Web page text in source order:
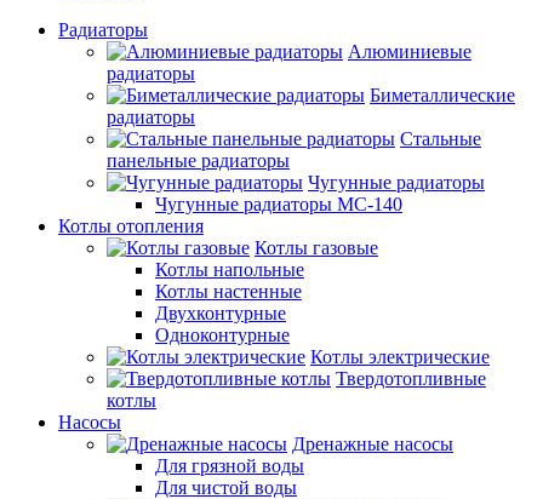
Радиаторы
Алюминиевые
радиаторы
Биметаллические
радиаторы
Стальные
панельные радиаторы
Чугунные радиаторы
Чугунные радиаторы МС-140
Котлы отопления
Котлы газовые
Котлы напольные
Котлы настенные
Двухконтурные
Одноконтурные
Котлы электрические
Твердотопливные
котлы
Насосы
Дренажные насосы
Для грязной воды
Для чистой воды